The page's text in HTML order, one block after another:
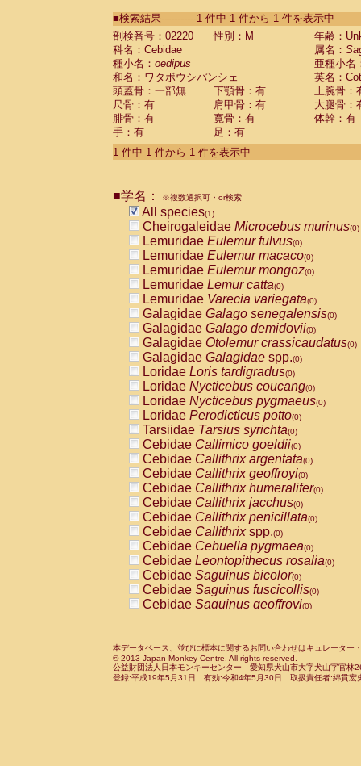
CebidaeSaguinus labiatus(0)
Cebidae Saguinus leucopus (0)
Cebidae
Cebidae
CebidaeSaguinus nigricollis (0)
Cebidae Saguinus oedipus
Cebidae Saguinus weddelli
Cebidae Saguinusspp.
Cebidae Aotus trivirgatus
Cebidae Cebus albifrons
CebidaeCebus nigrivittatus
CebidaeCebus
CebidaeSaimiri boliviensis(0)
CebidaeSaimiri sciureus(0)
AtelidaeAlouatta caraya(0)
AtelidaeAlouatta fusca(0)
AtelidaeAlouatta seniculus
AtelidaeAlouattaspp.(0)
AtelidaeAteles belzebuth(0)
AtelidaeAteles geoffroyi(0)
AtelidaeAteles paniscus(0)
AtelidaeAtelesspp.(0)
Atelidae Lagothrix lagothricha
AtelidaeLagothrix lagothricha cana
PitheciidaeCacajao calvus
PitheciidaeCallicebus cupreus
PitheciidaeCallicebus donacophilus
PitheciidaeCallicebus moloch
PitheciidaeCallicebus torquatus
PitheciidaeCallicebusspp.(0)
PitheciidaeChiropotes satanas(0)
PitheciidaePithecia monachus
PitheciidaePithecia pithecia(0)
CercopithecidaeCercocebus agilis
CercopithecidaeCercocebus
CercopithecidaeCercocebus
CercopithecidaeCercocebus
CercopithecidaeCercocebus
CercopithecidaeCercocebushybrid
CercopithecidaePapio anubis(0)
CercopithecidaePapio cynocephalus
CercopithecidaePapio hamadryas(0)
■検索結果-----------1 件中 1 件から 1 件を表示中
剖検番号：02220
性別：M
年齢：
科名：Cebidae
属名：
種小名： oedipus
亜種小名
和名：ワタボウシパンシェ
英名：
頭蓋骨：一部無
下顎骨：有
上腕骨：
尺骨：有
肩甲骨：有
大腿骨：
腓骨：有
寛骨：有
体幹：有
手：有
足：有
1 件中 1 件から 1 件を表示中
■学名： ※複数選択可・or検索
All species(1)
Cheirogaleidae Microcebus murinus(0)
Lemuridae Eulemur fulvus(0)
Lemuridae Eulemur macaco(0)
Lemuridae Eulemur mongoz(0)
Lemuridae Lemur catta(0)
Lemuridae Varecia variegata(0)
Galagidae Galago senegalensis(0)
Galagidae Galago demidovii(0)
Galagidae Otolemur crassicaudatus(0)
Galagidae Galagidae spp.(0)
Loridae Loris tardigradus(0)
Loridae Nycticebus coucang(0)
Loridae Nycticebus pygmaeus(0)
Loridae Perodicticus potto(0)
Tarsiidae Tarsius syrichta(0)
Cebidae Callimico goeldii(0)
Cebidae Callithrix argentata(0)
Cebidae Callithrix geoffroyi(0)
Cebidae Callithrix humeralifer(0)
Cebidae Callithrix jacchus(0)
Cebidae Callithrix penicillata(0)
Cebidae Callithrixspp.(0)
Cebidae Cebuella pygmaea(0)
Cebidae Leontopithecus rosalia(0)
Cebidae Saguinus bicolor(0)
Cebidae Saguinus fuscicollis(0)
Cebidae Saguinus geoffroyi(0)
CebidaeSaguinus leucopus(0)
CebidaeSaguinus midas(0)
Cebidae Saguinus mystax(0)
本データベース、並びに標本に関するお問い合わせはキュレータ
© 2013 Japan Monkey Centre. All rights reserved.
公益財団法人日本モンキーセンター 愛知県犬山市大字犬山字官
登録:平成19年5月31日 有効:令和4年5月30日 取扱責任者:綿貫宏